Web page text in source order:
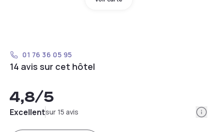
01 76 36 05 95
14 avis sur cet hôtel
4,8/5
Excellentsur 15 avis